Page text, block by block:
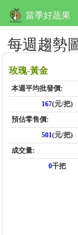
當季好蔬果
每週趨勢
玫瑰-黃金
本週平均批發價:
167(元/把)
預估零售價:
501(元/把)
成交量:
0千把